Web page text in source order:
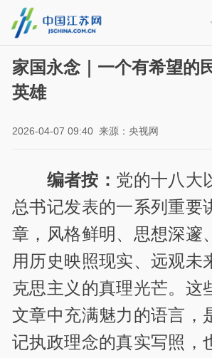
家国永念｜一个有希望的
英雄
2026-04-07 09:40 来源：央视网
编者按： 党的十八大
总书记发表的一系列重要
章，风格鲜明、思想深邃
用历史映照现实、远观未
克思主义的真理光芒。这
文章中充满魅力的语言，
记执政理念的真实写照，